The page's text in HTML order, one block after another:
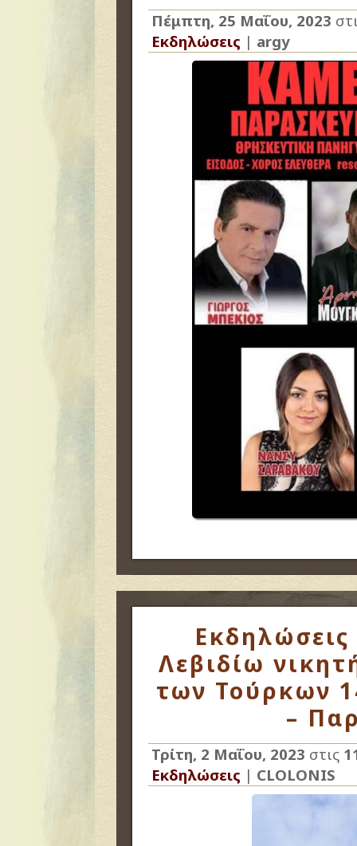
Πέμπτη, 25 Μαΐου, 2023
Εκδηλώσεις | argy
Λεβιδίω
των Τούρκων
–
Τρίτη, 2 Μαΐου, 2023 στις
Εκδηλώσεις | CLOLONIS